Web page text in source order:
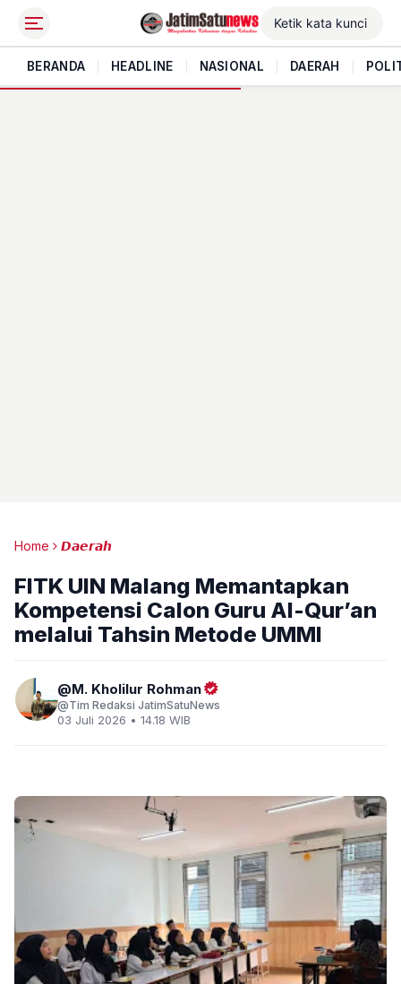
BERANDA HEADLINE NASIONAL DAERAH
Home 𝘿𝙖𝙚𝙧𝙖𝙝
FITK UIN Malang Memantapkan
Kompetensi Calon Guru Al-Qur’an
melalui Tahsin Metode UMMI
M. Kholilur Rohman
Tim Redaksi JatimSatuNews
03 Juli 2026 • 14.18 WIB